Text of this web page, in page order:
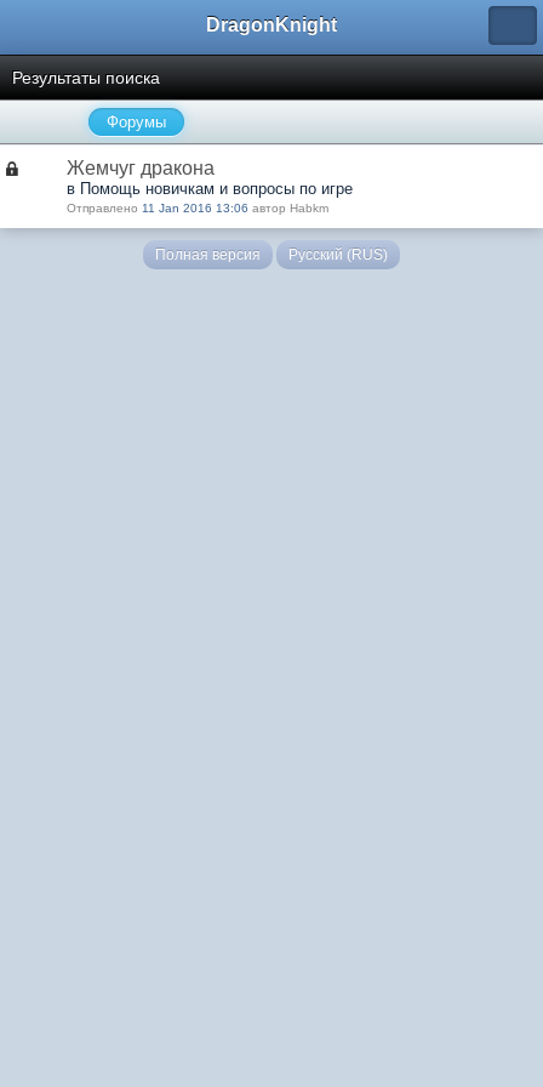
DragonKnight
Результаты поиска
Форумы
Жемчуг дракона
в Помощь новичкам и вопросы по игре
Отправлено 11 Jan 2016 13:06 автор Habkm
Полная версия Русский (RUS)